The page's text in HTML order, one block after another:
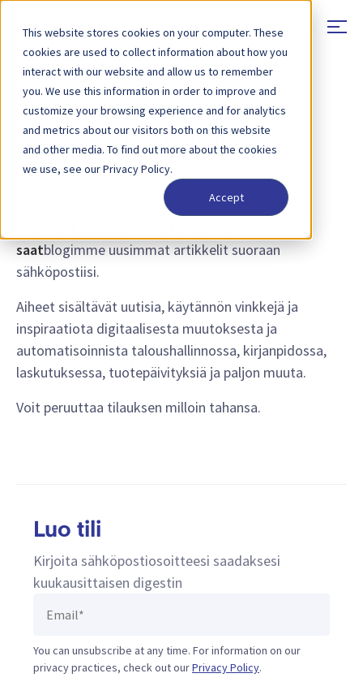
This website stores cookies on your computer. These
cookies are used to collect information about how you
interact with our website and allow us to remember
you. We use this information in order to improve and
customize your browsing experience and for analytics
and metrics about our visitors both on this website
and other media. To find out more about the cookies
we use, see our Privacy Policy.
Accept
saatblogimme uusimmat artikkelit suoraan
sähköpostiisi.
Aiheet sisältävät uutisia, käytännön vinkkejä ja
inspiraatiota digitaalisesta muutoksesta ja
automatisoinnista taloushallinnossa, kirjanpidossa,
laskutuksessa, tuotepäivityksiä ja paljon muuta.
Voit peruuttaa tilauksen milloin tahansa.
Luo tili
Kirjoita sähköpostiosoitteesi saadaksesi
kuukausittaisen digestin
You can unsubscribe at any time. For information on our
privacy practices, check out ourPrivacy Policy.